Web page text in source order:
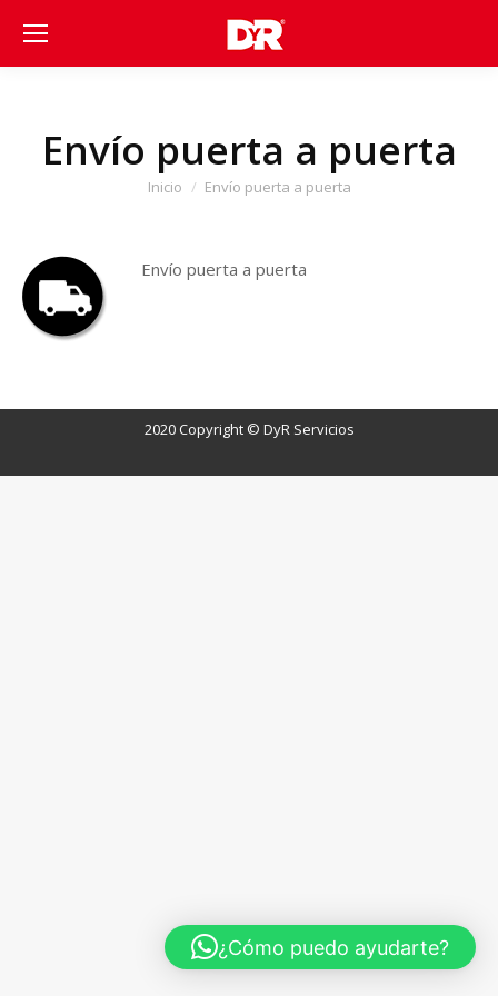
Envío puerta a puerta
Estás aquí:
Inicio Envío puerta a puerta
Envío puerta a puerta
2020 Copyright © DyR Servicios
¿Cómo puedo ayudarte?